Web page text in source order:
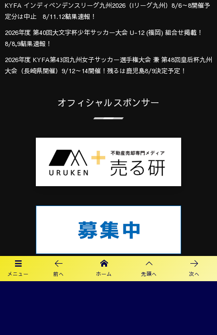
メニュー 前へ ホーム 先頭へ 次へ
KYFA インディペンデンスリーグ九州2026（Iリーグ九州）8/6～8開催予
定分は中止 8/11.12結果速報！
2026年度 第40回大文字杯少年サッカー大会 U-12 (福岡) 組合せ掲載！
8/8,9結果速報！
2026年度 KYFA第43回九州女子サッカー選手権大会 兼 第48回皇后杯九州
大会（長崎県開催）9/12～14開催！残るは鹿児島8/9決定予定！
オフィシャルスポンサー